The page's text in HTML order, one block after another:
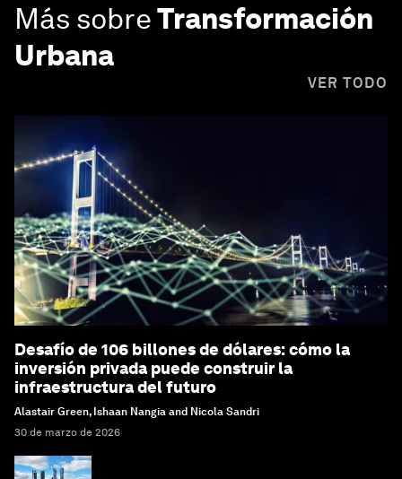
Más sobreTransformación
Urbana
VER TODO
Desafío de 106 billones de dólares: cómo la
inversión privada puede construir la
infraestructura del futuro
Alastair Green, Ishaan Nangia and Nicola Sandri
30 de marzo de 2026